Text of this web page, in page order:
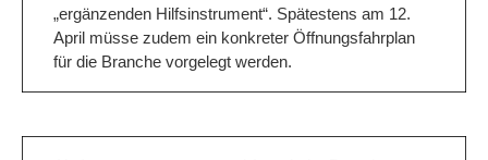
„ergänzenden Hilfsinstrument“. Spätestens am 12.
April müsse zudem ein konkreter Öffnungsfahrplan
für die Branche vorgelegt werden.